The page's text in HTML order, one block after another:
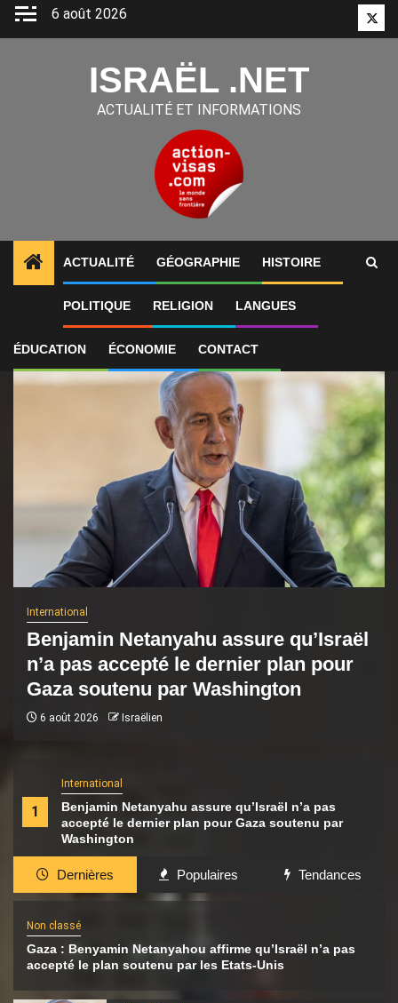
Aller
6 août 2026
ISRAËL .NET
ACTUALITÉ ET INFORMATIONS
ACTUALITÉ GÉOGRAPHIE HISTOIRE
POLITIQUE RELIGION LANGUES
ÉDUCATION ÉCONOMIE CONTACT
ALERTES INFO 1 Benjamin Netanyahu assure
1
International
Benjamin Netanyahu assure qu’Israël n’a pas
accepté le dernier plan pour Gaza soutenu par
Washington
International
Benjamin Netanyahu assure qu’Israël
n’a pas accepté le dernier plan pour
Gaza soutenu par Washington
6 août 2026 Israëlien
Dernières Populaires Tendances
Non classé
Gaza : Benyamin Netanyahou affirme qu’Israël n’a pas
accepté le plan soutenu par les Etats-Unis